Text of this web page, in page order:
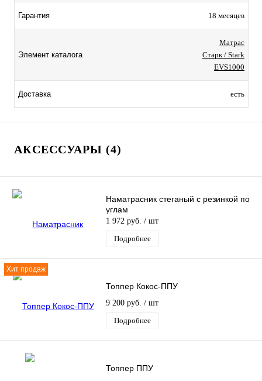
Гарантия 18 месяцев
Элемент каталога
Матрас
Старк / Stark
EVS1000
Доставка есть
АКСЕССУАРЫ (4)
Наматрасник стеганый с резинкой по
углам
1 972 руб. / шт
Подробнее
Хит продаж
Топпер Кокос-ППУ
9 200 руб. / шт
Подробнее
Топпер ППУ